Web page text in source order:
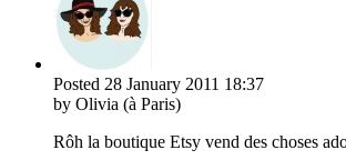
Posted 28 January 2011 18:37
by Olivia (à Paris)
Rôh la boutique Etsy vend des choses